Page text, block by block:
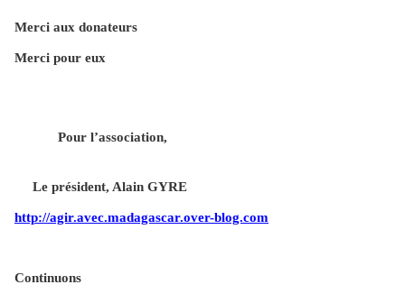
Merci aux donateurs
Merci pour eux
Pour l’association,
Le président, Alain GYRE
http://agir.avec.madagascar.over-blog.com
Continuons